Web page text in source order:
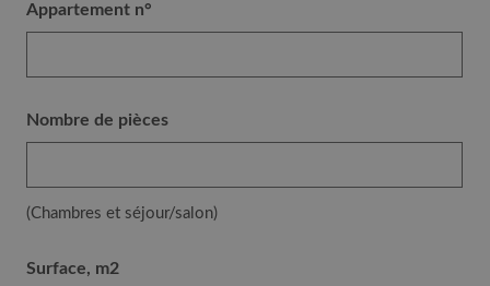
Appartement n°
Nombre de pièces
(Chambres et séjour/salon)
Surface, m2